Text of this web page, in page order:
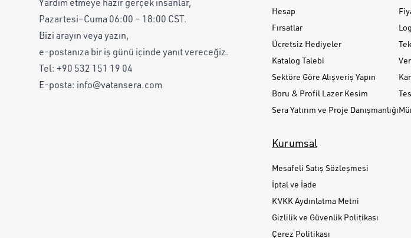
Yardım etmeye hazır gerçek insanlar,
Pazartesi–Cuma 06:00 – 18:00 CST.
Bizi arayın veya yazın,
e-postanıza bir iş günü içinde yanıt vereceğiz.
Tel: +90 532 151 19 04
E-posta: info@vatansera.com
Hesap
Fırsatlar
Ücretsiz Hediyeler
Katalog Talebi
Sektöre Göre Alışveriş Yapın
Boru & Profil Lazer Kesim
Sera Yatırım ve Proje Danışmanlığı
Kurumsal
Mesafeli Satış Sözleşmesi
İptal ve İade
KVKK Aydınlatma Metni
Gizlilik ve Güvenlik Politikası
Çerez Politikası